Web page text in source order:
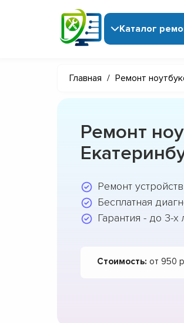
Каталог
Главная / Ремонт
Ремонт
Ремонт
Бесплатная
Гарантия - до 3-х
Стоимость: от 950